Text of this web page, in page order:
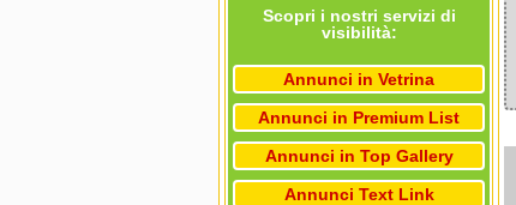
Scopri i nostri servizi di
visibilità:
Annunci in Vetrina
Annunci in Premium List
Annunci in Top Gallery
Annunci Text Link